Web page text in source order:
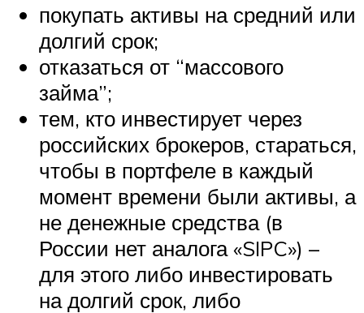
покупать активы на средний или
долгий срок;
отказаться от “массового
займа”;
тем, кто инвестирует через
российских брокеров, стараться,
чтобы в портфеле в каждый
момент времени были активы, а
не денежные средства (в
России нет аналога «SIPC») –
для этого либо инвестировать
на долгий срок, либо